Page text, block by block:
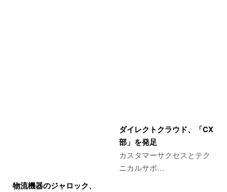
物流機器のジャロック、
ダイレクトクラウド、「CX
部」を発足
カスタマーサクセスとテク
ニカルサポ…